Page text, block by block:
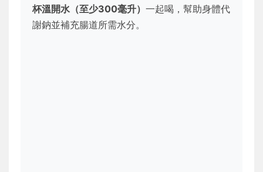
杯溫開水（至少300毫升） 一起喝，幫助身體代
謝鈉並補充腸道所需水分。